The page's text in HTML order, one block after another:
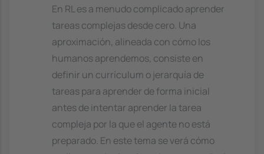
En RL es a menudo complicado aprender
tareas complejas desde cero. Una
aproximación, alineada con cómo los
humanos aprendemos, consiste en
definir un currículum o jerarquía de
tareas para aprender de forma inicial
antes de intentar aprender la tarea
compleja por la que el agente no está
preparado. En este tema se verá cómo